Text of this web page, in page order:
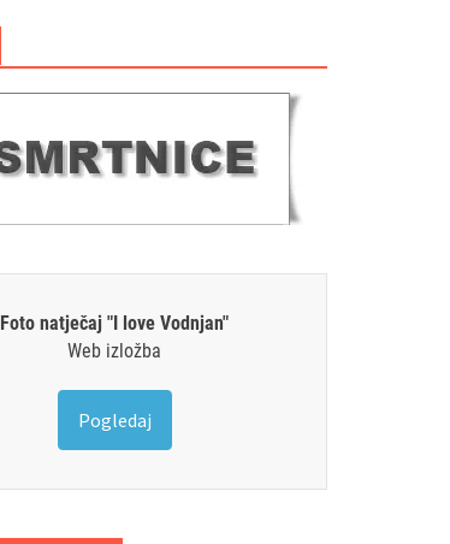
Foto natječaj "I love Vodnjan"
Web izložba
Pogledaj